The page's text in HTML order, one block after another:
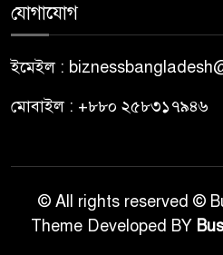
যোগাযোগ
ইমেইল :
মোবাইল : +৮৮০ ২৫৮৩১৭৯৪৬
© All rights reserved ©
Theme Developed BY